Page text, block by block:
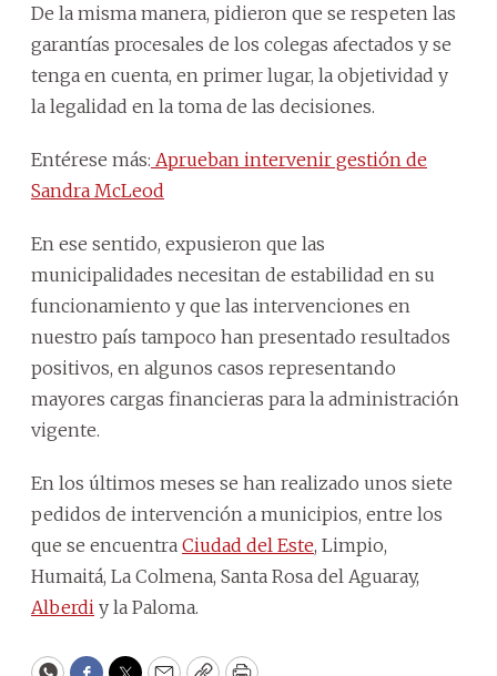
De la misma manera, pidieron que se respeten las
garantías procesales de los colegas afectados y se
tenga en cuenta, en primer lugar, la objetividad y
la legalidad en la toma de las decisiones.
Entérese más: Aprueban intervenir gestión de
Sandra McLeod
En ese sentido, expusieron que las
municipalidades necesitan de estabilidad en su
funcionamiento y que las intervenciones en
nuestro país tampoco han presentado resultados
positivos, en algunos casos representando
mayores cargas financieras para la administración
vigente.
En los últimos meses se han realizado unos siete
pedidos de intervención a municipios, entre los
que se encuentra Ciudad del Este, Limpio,
Humaitá, La Colmena, Santa Rosa del Aguaray,
Alberdi y la Paloma.